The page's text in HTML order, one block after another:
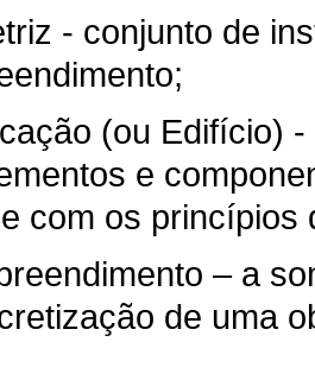
- conjunto de
(ou Edifício)
e
com os
– a
de uma